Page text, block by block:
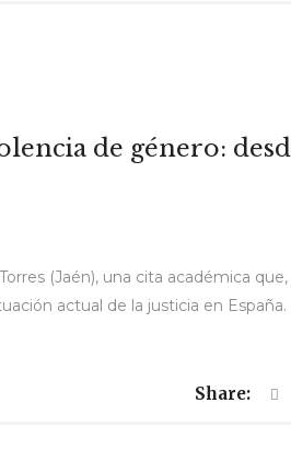
de género:
(Jaén), una cita académica
actual de la justicia en España.
Share: